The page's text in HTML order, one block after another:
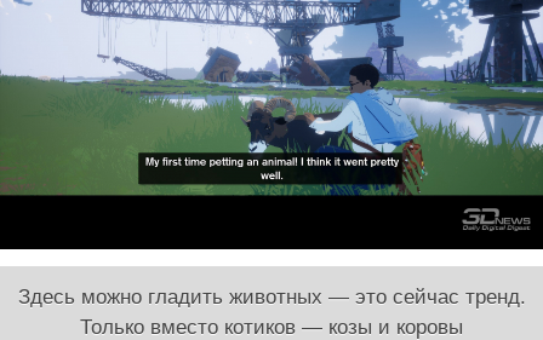
Здесь можно гладить животных — это сейчас тренд.
Только вместо котиков — козы и коровы